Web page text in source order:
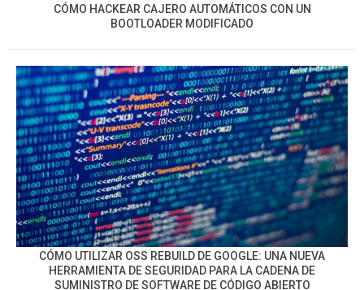
CÓMO HACKEAR CAJERO AUTOMÁTICOS CON UN
BOOTLOADER MODIFICADO
CÓMO UTILIZAR OSS REBUILD DE GOOGLE: UNA NUEVA
HERRAMIENTA DE SEGURIDAD PARA LA CADENA DE
SUMINISTRO DE SOFTWARE DE CÓDIGO ABIERTO